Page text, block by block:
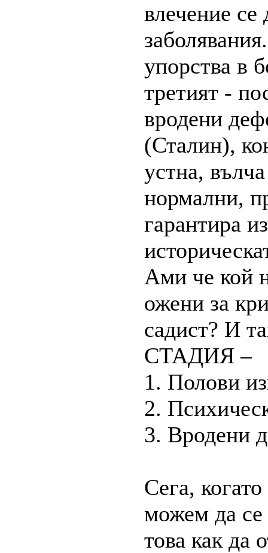
влечение се
упорства в
третият -
вродени
(Сталин),
устна,
нормални,
гарантира
Ами че кой
ожени за
садист? И
СТАДИЯ –
1. Полови
2.
3. Вродени
Сега,
можем да се
това как да